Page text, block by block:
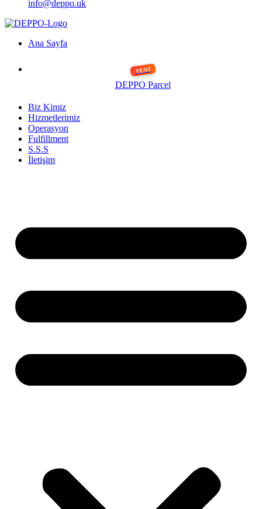
info@deppo.uk
Ana Sayfa
DEPPO Parcel
Biz Kimiz
Hizmetlerimiz
Operasyon
Fulfillment
S.S.S
İletişim